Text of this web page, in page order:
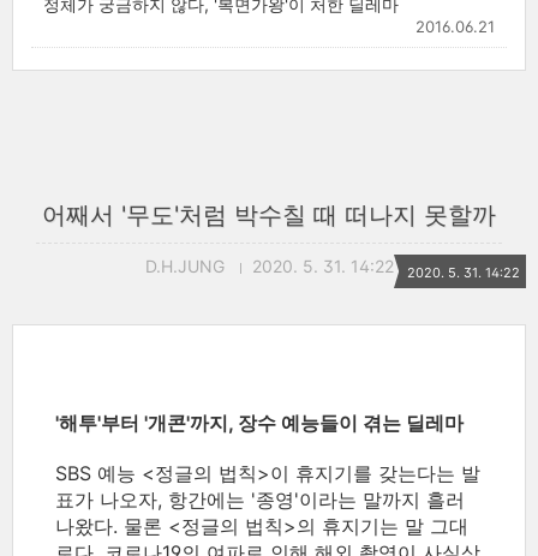
정체가 궁금하지 않다, '복면가왕'이 처한 딜레마
2016.06.21
어째서 '무도'처럼 박수칠 때 떠나지 못할까
D.H.JUNG 2020. 5. 31. 14:22 2020. 5. 31. 14:22
'해투'부터 '개콘'까지, 장수 예능들이 겪는 딜레마
SBS 예능 <정글의 법칙>이 휴지기를 갖는다는 발
표가 나오자, 항간에는 '종영'이라는 말까지 흘러
나왔다. 물론 <정글의 법칙>의 휴지기는 말 그대